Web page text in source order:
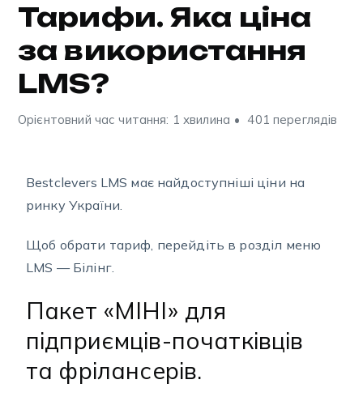
Тарифи. Яка ціна
за використання
LMS?
Орієнтовний час читання: 1 хвилина 401 переглядів
Bestclevers LMS має найдоступніші ціни на
ринку України.
Щоб обрати тариф, перейдіть в розділ меню
LMS — Білінг.
Пакет «МІНІ» для
підприємців-початківців
та фрілансерів.